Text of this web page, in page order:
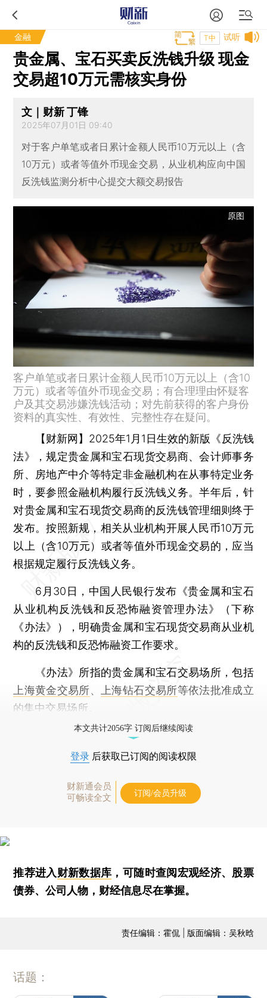
金融 试听
T中
贵金属、宝石买卖反洗钱升级 现金
交易超10万元需核实身份
文｜财新 丁锋
2025年07月01日 09:40
对于客户单笔或者日累计金额人民币10万元以上（含
10万元）或者等值外币现金交易，从业机构应向中国
反洗钱监测分析中心提交大额交易报告
原图
客户单笔或者日累计金额人民币10万元以上（含10
万元）或者等值外币现金交易；有合理理由怀疑客
户及其交易涉嫌洗钱活动；对先前获得的客户身份
资料的真实性、有效性、完整性存在疑问。
【财新网】 2025年1月1日生效的新版《反洗钱
法》，规定贵金属和宝石现货交易商、会计师事务
所、房地产中介等特定非金融机构在从事特定业务
时，要参照金融机构履行反洗钱义务。半年后，针
对贵金属和宝石现货交易商的反洗钱管理细则终于
发布。按照新规，相关从业机构开展人民币10万元
以上（含10万元）或者等值外币现金交易的，应当
根据规定履行反洗钱义务。
6月30日，中国人民银行发布《贵金属和宝石
从业机构反洗钱和反恐怖融资管理办法》（下称
《办法》），明确贵金属和宝石现货交易商从业机
构的反洗钱和反恐怖融资工作要求。
《办法》所指的贵金属和宝石交易场所，包括
上海黄金交易所、 上海钻石交易所等依法批准成立
的集中交易场所。
本文共计2056字 订阅后继续阅读
登录 后获取已订阅的阅读权限
财新通会员
可畅读全文
订阅/会员升级
推荐进入财新数据库 ，可随时查阅宏观经济、股票
债券、公司人物，财经信息尽在掌握。
责任编辑：霍侃 | 版面编辑：吴秋晗
话题：